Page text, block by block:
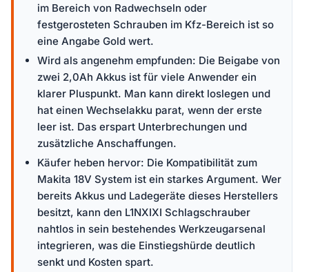
im Bereich von Radwechseln oder
festgerosteten Schrauben im Kfz-Bereich ist so
eine Angabe Gold wert.
Wird als angenehm empfunden: Die Beigabe von
zwei 2,0Ah Akkus ist für viele Anwender ein
klarer Pluspunkt. Man kann direkt loslegen und
hat einen Wechselakku parat, wenn der erste
leer ist. Das erspart Unterbrechungen und
zusätzliche Anschaffungen.
Käufer heben hervor: Die Kompatibilität zum
Makita 18V System ist ein starkes Argument. Wer
bereits Akkus und Ladegeräte dieses Herstellers
besitzt, kann den L1NXIXI Schlagschrauber
nahtlos in sein bestehendes Werkzeugarsenal
integrieren, was die Einstiegshürde deutlich
senkt und Kosten spart.